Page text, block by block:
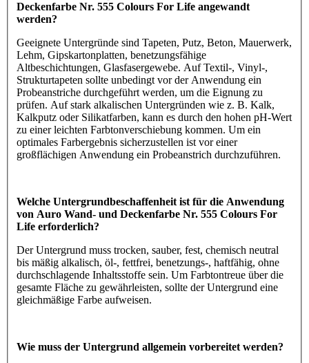
Deckenfarbe Nr. 555 Colours For Life angewandt
werden?
Geeignete Untergründe sind Tapeten, Putz, Beton, Mauerwerk,
Lehm, Gipskartonplatten, benetzungsfähige
Altbeschichtungen, Glasfasergewebe. Auf Textil-, Vinyl-,
Strukturtapeten sollte unbedingt vor der Anwendung ein
Probeanstriche durchgeführt werden, um die Eignung zu
prüfen. Auf stark alkalischen Untergründen wie z. B. Kalk,
Kalkputz oder Silikatfarben, kann es durch den hohen pH-Wert
zu einer leichten Farbtonverschiebung kommen. Um ein
optimales Farbergebnis sicherzustellen ist vor einer
großflächigen Anwendung ein Probeanstrich durchzuführen.
Welche Untergrundbeschaffenheit ist für die Anwendung
von Auro Wand- und Deckenfarbe Nr. 555 Colours For
Life erforderlich?
Der Untergrund muss trocken, sauber, fest, chemisch neutral
bis mäßig alkalisch, öl-, fettfrei, benetzungs-, haftfähig, ohne
durchschlagende Inhaltsstoffe sein. Um Farbtontreue über die
gesamte Fläche zu gewährleisten, sollte der Untergrund eine
gleichmäßige Farbe aufweisen.
Wie muss der Untergrund allgemein vorbereitet werden?